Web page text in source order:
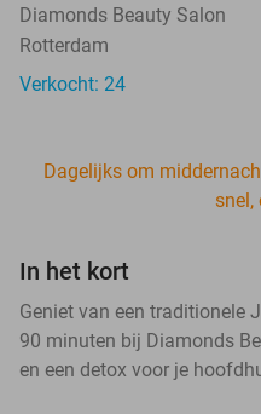
Diamonds Beauty Salon
Rotterdam
Verkocht: 24
Dagelijks om
snel,
In het kort
Geniet van een traditionele
90 minuten bij Diamonds
en een detox voor je